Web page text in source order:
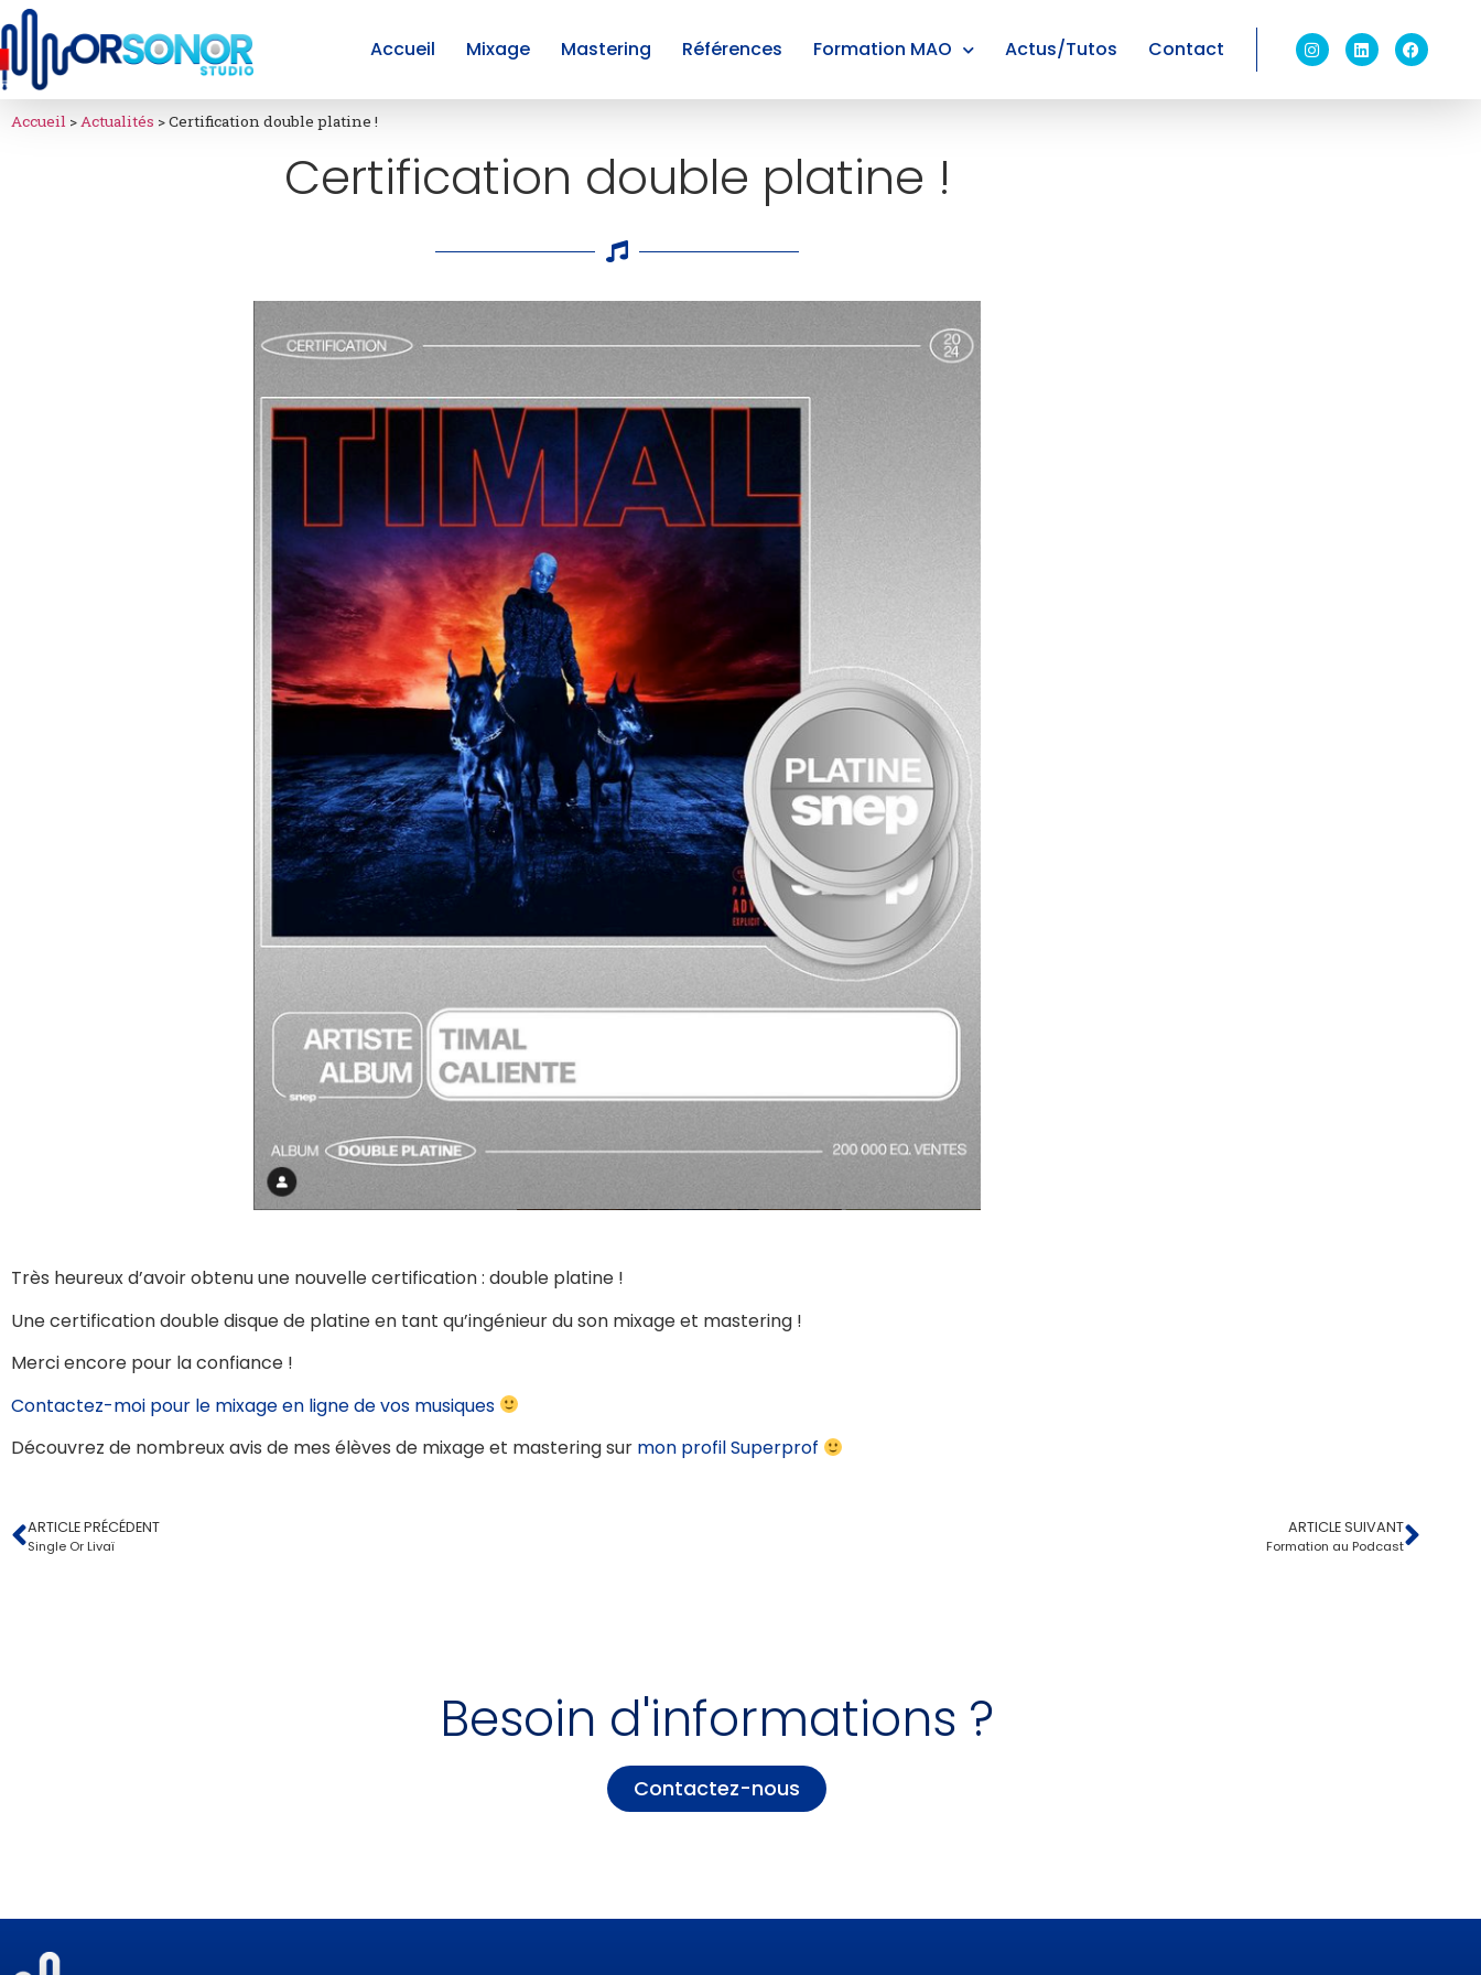
Accueil Mixage Mastering Références Formation MAO Actus/Tutos Contact
Accueil >Actualités >Certification double platine !
Certification double platine !
Très heureux d’avoir obtenu une nouvelle certification : double platine !
Une certification double disque de platine en tant qu’ingénieur du son mixage et mastering !
Merci encore pour la confiance !
Contactez-moi pour le mixage en ligne de vos musiques
Découvrez de nombreux avis de mes élèves de mixage et mastering sur mon profil Superprof
ARTICLE PRÉCÉDENT
Single Or Livaï
ARTICLE SUIVANT
Formation au Podcast
Besoin d'informations ?
Contactez-nous